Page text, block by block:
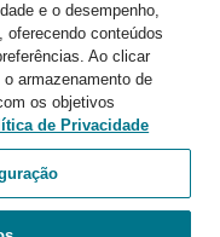
beneficente da
de Entidade
e o desempenho,
oferecendo conteúdos
Ao clicar
armazenamento de
os objetivos
de Privacidade